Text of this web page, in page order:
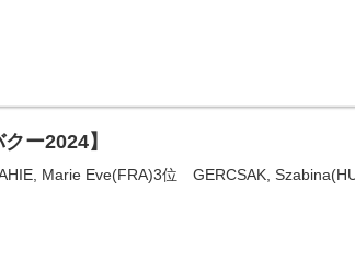
ー2024】
Marie Eve(FRA)3位 GERCSAK,